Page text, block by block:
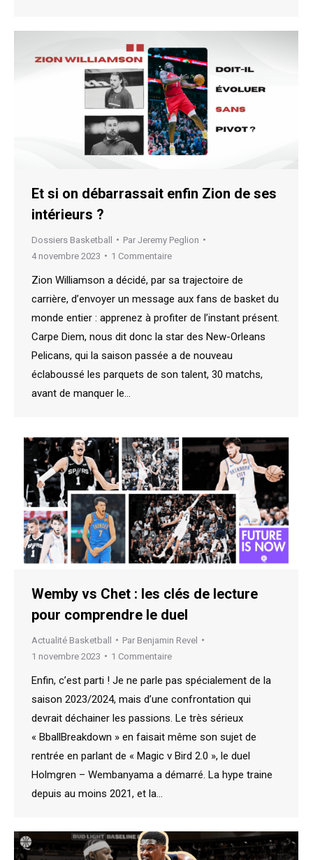
Et si on débarrassait enfin Zion de ses
intérieurs ?
Dossiers Basketball Par Jeremy Peglion
4 novembre 2023
1 Commentaire
Zion Williamson a décidé, par sa trajectoire de
carrière, d’envoyer un message aux fans de basket du
monde entier : apprenez à profiter de l’instant présent.
Carpe Diem, nous dit donc la star des New-Orleans
Pelicans, qui la saison passée a de nouveau
éclaboussé les parquets de son talent, 30 matchs,
avant de manquer le…
Wemby vs Chet : les clés de lecture
pour comprendre le duel
Actualité Basketball Par Benjamin Revel
1 novembre 2023
1 Commentaire
Enfin, c’est parti ! Je ne parle pas spécialement de la
saison 2023/2024, mais d’une confrontation qui
devrait déchainer les passions. Le très sérieux
« BballBreakdown » en faisait même son sujet de
rentrée en parlant de « Magic v Bird 2.0 », le duel
Holmgren – Wembanyama a démarré. La hype traine
depuis au moins 2021, et la…